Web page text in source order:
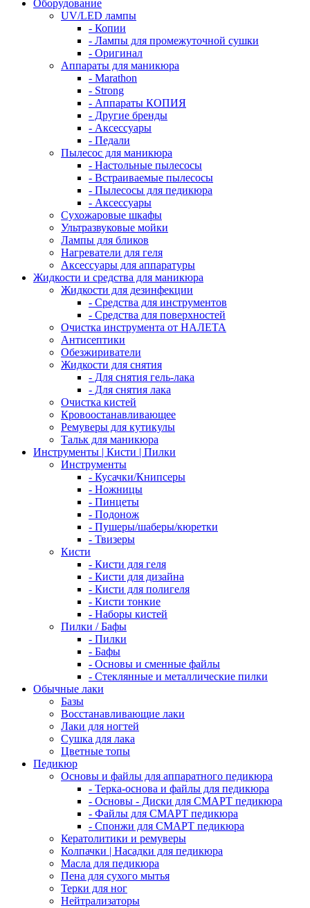
Оборудование
UV/LED лампы
- Копии
- Лампы для промежуточной сушки
- Оригинал
Аппараты для маникюра
- Marathon
- Strong
- Аппараты КОПИЯ
- Другие бренды
- Аксессуары
- Педали
Пылесос для маникюра
- Настольные пылесосы
- Встраиваемые пылесосы
- Пылесосы для педикюра
- Аксессуары
Сухожаровые шкафы
Ультразвуковые мойки
Лампы для бликов
Нагреватели для геля
Аксессуары для аппаратуры
Жидкости и средства для маникюра
Жидкости для дезинфекции
- Средства для инструментов
- Средства для поверхностей
Очистка инструмента от НАЛЕТА
Антисептики
Обезжириватели
Жидкости для снятия
- Для снятия гель-лака
- Для снятия лака
Очистка кистей
Кровоостанавливающее
Ремуверы для кутикулы
Тальк для маникюра
Инструменты | Кисти | Пилки
Инструменты
- Кусачки/Книпсеры
- Ножницы
- Пинцеты
- Подонож
- Пушеры/шаберы/кюретки
- Твизеры
Кисти
- Кисти для геля
- Кисти для дизайна
- Кисти для полигеля
- Кисти тонкие
- Наборы кистей
Пилки / Бафы
- Пилки
- Бафы
- Основы и сменные файлы
- Стеклянные и металлические пилки
Обычные лаки
Базы
Восстанавливающие лаки
Лаки для ногтей
Сушка для лака
Цветные топы
Педикюр
Основы и файлы для аппаратного педикюра
- Терка-основа и файлы для педикюра
- Основы - Диски для СМАРТ педикюра
- Файлы для СМАРТ педикюра
- Спонжи для СМАРТ педикюра
Кератолитики и ремуверы
Колпачки | Насадки для педикюра
Масла для педикюра
Пена для сухого мытья
Терки для ног
Нейтрализаторы